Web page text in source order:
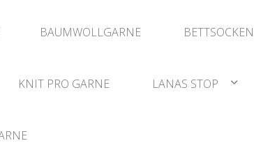
BAUMWOLLGARNE
KNIT PRO GARNE LANAS STOP